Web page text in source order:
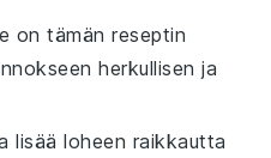
on tämän reseptin
herkullisen ja
lisää loheen raikkautta